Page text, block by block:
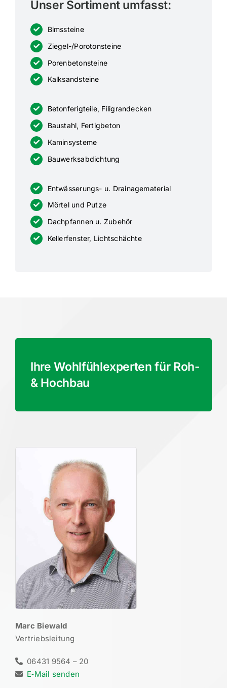
Unser Sortiment umfasst:
Bimssteine
Ziegel-/Poro­ton­steine
Poren­be­ton­steine
Kalksand­steine
Beton­fe­rig­teile, Filigrandecken
Baustahl, Fertig­beton
Kamin­sy­steme
Bauwerks­ab­dichtung
Entwäs­se­rungs- u. Drainagematerial
Mörtel und Putze
Dachpfannen u. Zubehör
Keller­fenster, Lichtschächte
Ihre Wohlfühl­ex­perten für Roh-
& Hochbau
Marc Biewald
Vertriebsleitung
06431 9564 – 20
E‑Mail senden